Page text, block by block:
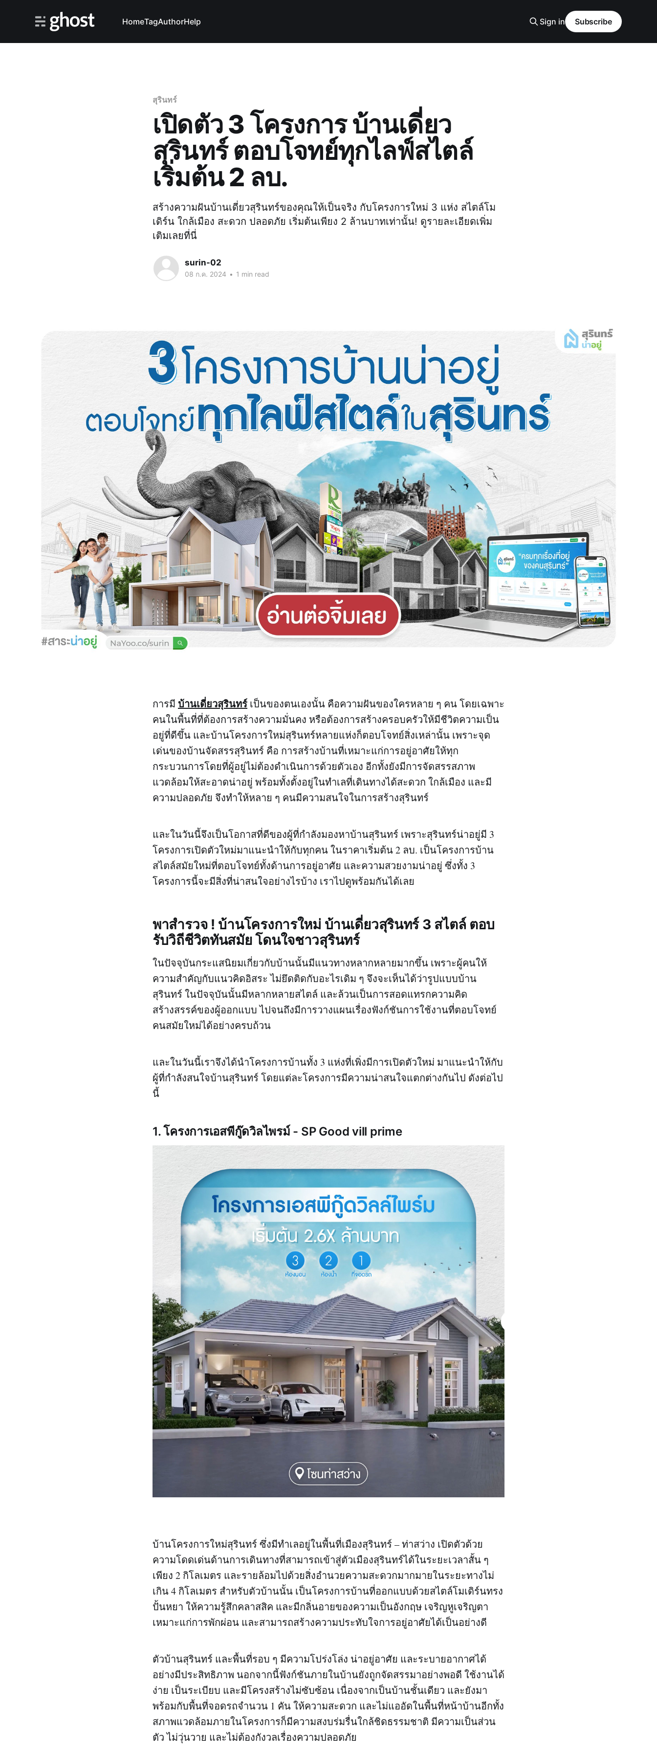
HomeTagAuthorHelp Sign in Subscribe
สุรินทร์
เปิดตัว 3 โครงการ บ้านเดี่ยว
สุรินทร์ ตอบโจทย์ทุกไลฟ์สไตล์
เริ่มต้น 2 ลบ.
สร้างความฝันบ้านเดี่ยวสุรินทร์ของคุณให้เป็นจริง กับโครงการใหม่ 3 แห่ง สไตล์โม
เดิร์น ใกล้เมือง สะดวก ปลอดภัย เริ่มต้นเพียง 2 ล้านบาทเท่านั้น! ดูรายละเอียดเพิ่ม
เติมเลยที่นี่
surin-02
08 ก.ค. 2024 • 1 min read
การมี บ้านเดี่ยวสุรินทร์ เป็นของตนเองนั้น คือความฝันของใครหลาย ๆ คน โดยเฉพาะ
คนในพื้นที่ที่ต้องการสร้างความมั่นคง หรือต้องการสร้างครอบครัวให้มีชีวิตความเป็น
อยู่ที่ดีขึ้น และบ้านโครงการใหม่สุรินทร์หลายแห่งก็ตอบโจทย์สิ่งเหล่านั้น เพราะจุด
เด่นของบ้านจัดสรรสุรินทร์ คือ การสร้างบ้านที่เหมาะแก่การอยู่อาศัยให้ทุก
กระบวนการโดยที่ผู้อยู่ไม่ต้องดำเนินการด้วยตัวเอง อีกทั้งยังมีการจัดสรรสภาพ
แวดล้อมให้สะอาดน่าอยู่ พร้อมทั้งตั้งอยู่ในทำเลที่เดินทางได้สะดวก ใกล้เมือง และมี
ความปลอดภัย จึงทำให้หลาย ๆ คนมีความสนใจในการสร้างสุรินทร์
และในวันนี้จึงเป็นโอกาสที่ดีของผู้ที่กำลังมองหาบ้านสุรินทร์ เพราะสุรินทร์น่าอยู่มี 3
โครงการเปิดตัวใหม่มาแนะนำให้กับทุกคน ในราคาเริ่มต้น 2 ลบ. เป็นโครงการบ้าน
สไตล์สมัยใหม่ที่ตอบโจทย์ทั้งด้านการอยู่อาศัย และความสวยงามน่าอยู่ ซึ่งทั้ง 3
โครงการนี้จะมีสิ่งที่น่าสนใจอย่างไรบ้าง เราไปดูพร้อมกันได้เลย
พาสำรวจ ! บ้านโครงการใหม่ บ้านเดี่ยวสุรินทร์ 3 สไตล์ ตอบ
รับวิถีชีวิตทันสมัย โดนใจชาวสุรินทร์
ในปัจจุบันกระแสนิยมเกี่ยวกับบ้านนั้นมีแนวทางหลากหลายมากขึ้น เพราะผู้คนให้
ความสำคัญกับแนวคิดอิสระ ไม่ยึดติดกับอะไรเดิม ๆ จึงจะเห็นได้ว่ารูปแบบบ้าน
สุรินทร์ ในปัจจุบันนั้นมีหลากหลายสไตล์ และล้วนเป็นการสอดแทรกความคิด
สร้างสรรค์ของผู้ออกแบบ ไปจนถึงมีการวางแผนเรื่องฟังก์ชันการใช้งานที่ตอบโจทย์
คนสมัยใหม่ได้อย่างครบถ้วน
และในวันนี้เราจึงได้นำโครงการบ้านทั้ง 3 แห่งที่เพิ่งมีการเปิดตัวใหม่ มาแนะนำให้กับ
ผู้ที่กำลังสนใจบ้านสุรินทร์ โดยแต่ละโครงการมีความน่าสนใจแตกต่างกันไป ดังต่อไป
นี้
1. โครงการเอสพีกู๊ดวิลไพรม์ - SP Good vill prime
บ้านโครงการใหม่สุรินทร์ ซึ่งมีทำเลอยู่ในพื้นที่เมืองสุรินทร์ – ท่าสว่าง เปิดตัวด้วย
ความโดดเด่นด้านการเดินทางที่สามารถเข้าสู่ตัวเมืองสุรินทร์ได้ในระยะเวลาสั้น ๆ
เพียง 2 กิโลเมตร และรายล้อมไปด้วยสิ่งอำนวยความสะดวกมากมายในระยะทางไม่
เกิน 4 กิโลเมตร สำหรับตัวบ้านนั้น เป็นโครงการบ้านที่ออกแบบด้วยสไตล์โมเดิร์นทรง
ปั้นหยา ให้ความรู้สึกคลาสสิค และมีกลิ่นอายของความเป็นอังกฤษ เจริญหูเจริญตา
เหมาะแก่การพักผ่อน และสามารถสร้างความประทับใจการอยู่อาศัยได้เป็นอย่างดี
ตัวบ้านสุรินทร์ และพื้นที่รอบ ๆ มีความโปร่งโล่ง น่าอยู่อาศัย และระบายอากาศได้
อย่างมีประสิทธิภาพ นอกจากนี้ฟังก์ชันภายในบ้านยังถูกจัดสรรมาอย่างพอดี ใช้งานได้
ง่าย เป็นระเบียบ และมีโครงสร้างไม่ซับซ้อน เนื่องจากเป็นบ้านชั้นเดียว และยังมา
พร้อมกับพื้นที่จอดรถจำนวน 1 คัน ให้ความสะดวก และไม่แออัดในพื้นที่หน้าบ้านอีกทั้ง
สภาพแวดล้อมภายในโครงการก็มีความสงบร่มรื่นใกล้ชิดธรรมชาติ มีความเป็นส่วน
ตัว ไม่วุ่นวาย และไม่ต้องกังวลเรื่องความปลอดภัย